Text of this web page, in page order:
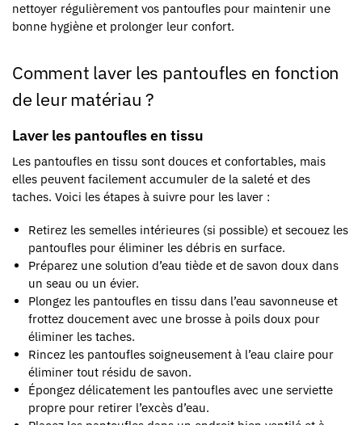
nettoyer régulièrement vos pantoufles pour maintenir une
bonne hygiène et prolonger leur confort.
Comment laver les pantoufles en fonction
de leur matériau ?
Laver les pantoufles en tissu
Les pantoufles en tissu sont douces et confortables, mais
elles peuvent facilement accumuler de la saleté et des
taches. Voici les étapes à suivre pour les laver :
Retirez les semelles intérieures (si possible) et secouez les
pantoufles pour éliminer les débris en surface.
Préparez une solution d’eau tiède et de savon doux dans
un seau ou un évier.
Plongez les pantoufles en tissu dans l’eau savonneuse et
frottez doucement avec une brosse à poils doux pour
éliminer les taches.
Rincez les pantoufles soigneusement à l’eau claire pour
éliminer tout résidu de savon.
Épongez délicatement les pantoufles avec une serviette
propre pour retirer l’excès d’eau.